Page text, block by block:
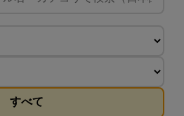
すべて